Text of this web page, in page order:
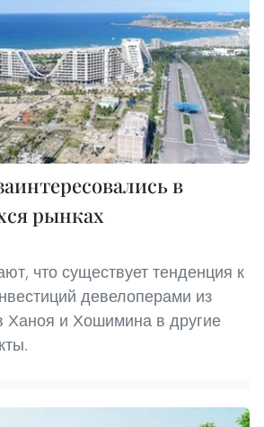
в
рынках
что существует тенденция к
девелоперами из
Ханоя и Хошимина в другие